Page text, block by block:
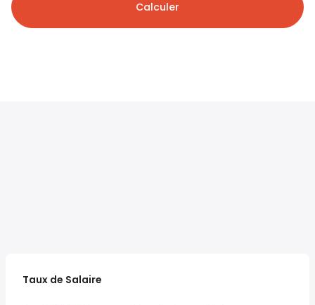
Calculer
Taux de Salaire